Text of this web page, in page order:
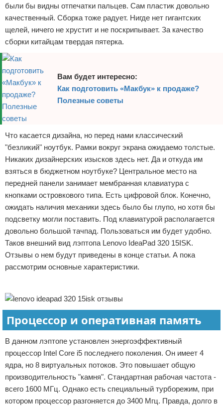
были бы видны отпечатки пальцев. Сам пластик довольно
качественный. Сборка тоже радует. Нигде нет гигантских
щелей, ничего не хрустит и не поскрипывает. За качество
сборки китайцам твердая пятерка.
Вам будет интересно:
Как подготовить «Макбук» к продаже?
Полезные советы
Что касается дизайна, но перед нами классический
"безликий" ноутбук. Рамки вокруг экрана ожидаемо толстые.
Никаких дизайнерских изысков здесь нет. Да и откуда им
взяться в бюджетном ноутбуке? Центральное место на
передней панели занимает мембранная клавиатура с
кнопками островкового типа. Есть цифровой блок. Конечно,
ожидать наличия механики здесь было бы глупо, но хотя бы
подсветку могли поставить. Под клавиатурой располагается
довольно большой тачпад. Пользоваться им будет удобно.
Таков внешний вид лэптопа Lenovo IdeaPad 320 15ISK.
Отзывы о нем будут приведены в конце статьи. А пока
рассмотрим основные характеристики.
Процессор и оперативная память
В данном лэптопе установлен энергоэффективный
процессор Intel Core i5 последнего поколения. Он имеет 4
ядра, но 8 виртуальных потоков. Это повышает общую
производительность "камня". Стандартная рабочая частота -
всего 1600 МГц. Однако есть специальный турборежим, при
котором процессор разгоняется до 3400 Мгц. Правда, долго в